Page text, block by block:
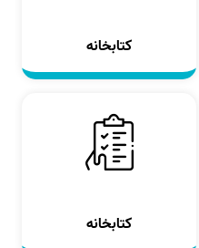
کتابخانه
کتابخانه